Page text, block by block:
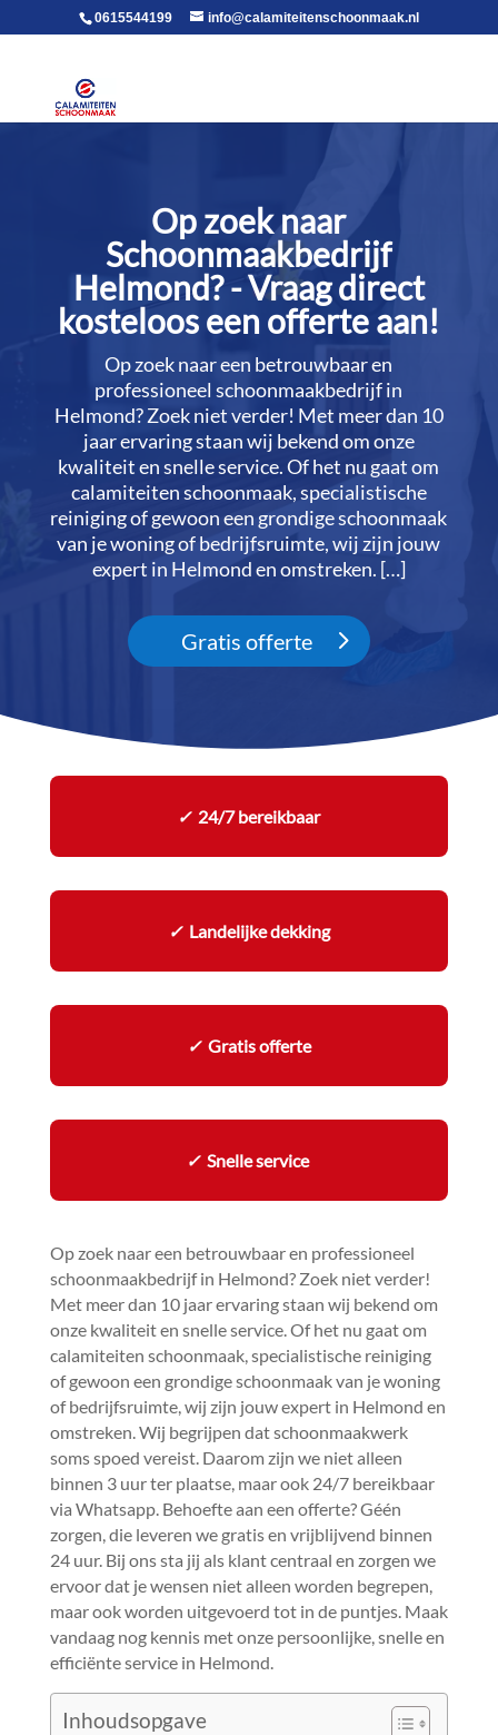
voor in de body0615544199 info@calamiteitenschoonmaak.nl
Op zoek naar
Schoonmaakbedrijf
Helmond? - Vraag direct
kosteloos een offerte aan!
Op zoek naar een betrouwbaar en
professioneel schoonmaakbedrijf in
Helmond? Zoek niet verder! Met meer dan 10
jaar ervaring staan wij bekend om onze
kwaliteit en snelle service.​ Of het nu gaat om
calamiteiten schoonmaak, specialistische
reiniging of gewoon een grondige schoonmaak
van je woning of bedrijfsruimte, wij zijn jouw
expert in Helmond en omstreken.​ […]
Gratis offerte
✓24/7 bereikbaar
✓ Landelijke dekking
✓Gratis offerte
✓Snelle service
Op zoek naar een betrouwbaar en professioneel
schoonmaakbedrijf in Helmond? Zoek niet verder!
Met meer dan 10 jaar ervaring staan wij bekend om
onze kwaliteit en snelle service.​ Of het nu gaat om
calamiteiten schoonmaak, specialistische reiniging
of gewoon een grondige schoonmaak van je woning
of bedrijfsruimte, wij zijn jouw expert in Helmond en
omstreken.​ Wij begrijpen dat schoonmaakwerk
soms spoed vereist.​ Daarom zijn we niet alleen
binnen 3 uur ter plaatse, maar ook 24/7 bereikbaar
via Whatsapp.​ Behoefte aan een offerte? Géén
zorgen, die leveren we gratis en vrijblijvend binnen
24 uur.​ Bij ons sta jij als klant centraal en zorgen we
ervoor dat je wensen niet alleen worden begrepen,
maar ook worden uitgevoerd tot in de puntjes.​ Maak
vandaag nog kennis met onze persoonlijke, snelle en
efficiënte service in Helmond.​
Inhoudsopgave